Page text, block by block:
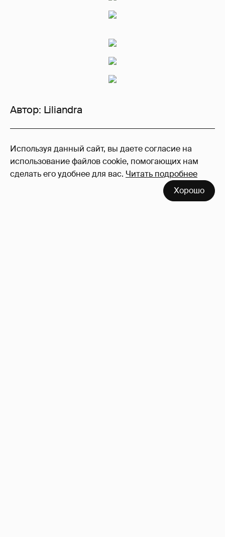
Используя данный сайт, вы даете согласие на
использование файлов cookie, помогающих нам
сделать его удобнее для вас. Читать подробнее
Хорошо
Автор: Liliandra
3
Войдите в аккаунт, чтобы читать и
оставлять комментарии